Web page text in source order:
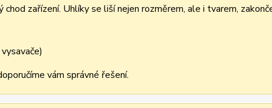
zařízení. Uhlíky se liší nejen rozměrem, ale i tvarem,
vám správné řešení.